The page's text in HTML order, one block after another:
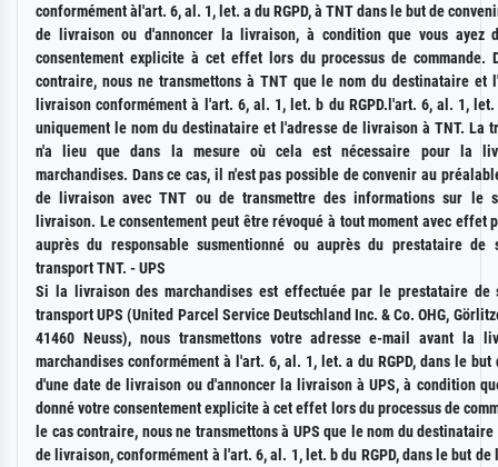
conformément àl'art. 6, al. 1, let. a du RGPD, à TNT dans le but de
de livraison ou d'annoncer la livraison, à condition que vous ayez
consentement explicite à cet effet lors du processus de commande.
contraire, nous ne transmettons à TNT que le nom du destinataire et
livraison conformément à l'art. 6, al. 1, let. b du RGPD.l'art. 6, al. 1, let.
uniquement le nom du destinataire et l'adresse de livraison à TNT. La
n'a lieu que dans la mesure où cela est nécessaire pour la
marchandises. Dans ce cas, il n'est pas possible de convenir au
de livraison avec TNT ou de transmettre des informations sur le
livraison. Le consentement peut être révoqué à tout moment avec effet
auprès du responsable susmentionné ou auprès du prestataire de
transport TNT. - UPS
Si la livraison des marchandises est effectuée par le prestataire de
transport UPS (United Parcel Service Deutschland Inc. & Co. OHG,
41460 Neuss), nous transmettons votre adresse e-mail avant la
marchandises conformément à l'art. 6, al. 1, let. a du RGPD, dans le but
d'une date de livraison ou d'annoncer la livraison à UPS, à condition
donné votre consentement explicite à cet effet lors du processus de
le cas contraire, nous ne transmettons à UPS que le nom du
de livraison, conformément à l'art. 6, al. 1, let. b du RGPD, dans le but